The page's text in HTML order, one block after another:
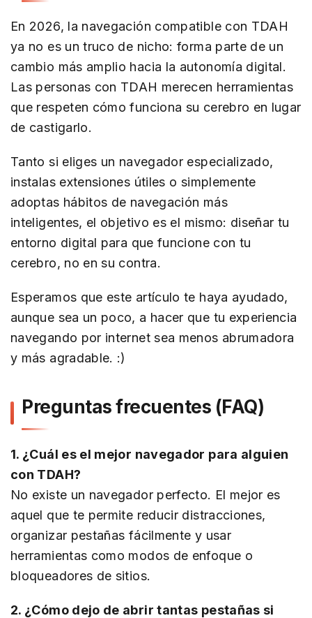
En 2026, la navegación compatible con TDAH
ya no es un truco de nicho: forma parte de un
cambio más amplio hacia la autonomía digital.
Las personas con TDAH merecen herramientas
que respeten cómo funciona su cerebro en lugar
de castigarlo.
Tanto si eliges un navegador especializado,
instalas extensiones útiles o simplemente
adoptas hábitos de navegación más
inteligentes, el objetivo es el mismo: diseñar tu
entorno digital para que funcione con tu
cerebro, no en su contra.
Esperamos que este artículo te haya ayudado,
aunque sea un poco, a hacer que tu experiencia
navegando por internet sea menos abrumadora
y más agradable. :)
Preguntas frecuentes (FAQ)
1. ¿Cuál es el mejor navegador para alguien
con TDAH?
No existe un navegador perfecto. El mejor es
aquel que te permite reducir distracciones,
organizar pestañas fácilmente y usar
herramientas como modos de enfoque o
bloqueadores de sitios.
2. ¿Cómo dejo de abrir tantas pestañas si